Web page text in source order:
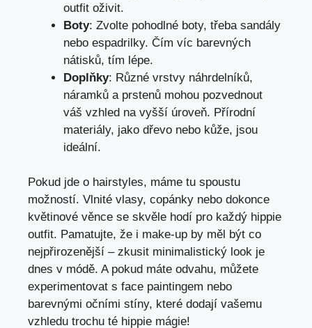
outfit oživit.
Boty: Zvolte ⁢pohodlné boty, třeba sandály
⁣nebo espadrilky. Čím ⁤víc barevných
nátisků, tím lépe.
Doplňky: Různé ⁣vrstvy ‌náhrdelníků,
náramků a prstenů mohou pozvednout
váš vzhled na vyšší úroveň. Přírodní
‌materiály, jako dřevo⁤ nebo kůže, jsou
ideální.
Pokud jde ⁤o hairstyles,⁢ máme tu spoustu
možností. Vlnité vlasy,‍ copánky⁢ nebo dokonce
květinové věnce se⁤ skvěle hodí pro každý hippie
outfit. Pamatujte, že ⁤i make-up by ⁤měl být​ co
nejpřirozenější – zkusit minimalistický look ‍je
dnes v módě. A ‍pokud máte odvahu, můžete
experimentovat s face paintingem ⁢nebo
barevnými očními stíny, které dodají vašemu ​
vzhledu‍ trochu té hippie mágie!